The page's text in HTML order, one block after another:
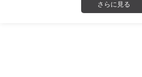
さらに見る